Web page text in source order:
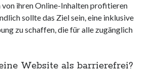
ihren Online-Inhalten profitieren
sollte das Ziel sein, eine inklusive
zu schaffen, die für alle zugänglich
Website als barrierefrei?